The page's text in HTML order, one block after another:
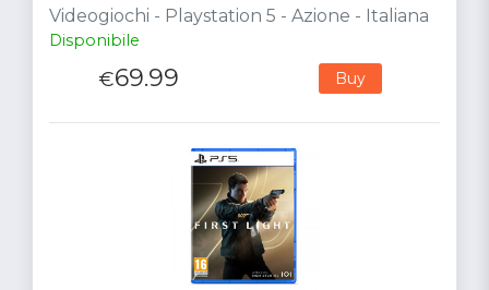
Videogiochi - Playstation 5 - Azione - Italiana
Disponibile
€69.99 Buy